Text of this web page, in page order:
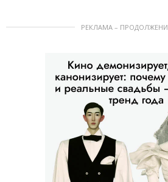
РЕКЛАМА –